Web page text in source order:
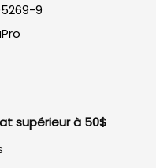
9
supérieur à 50$